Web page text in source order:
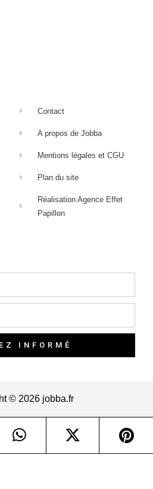
Contact
A propos de Jobba
Mentions légales et CGU
Plan du site
Réalisation Agence Effet
© 2026 jobba.fr